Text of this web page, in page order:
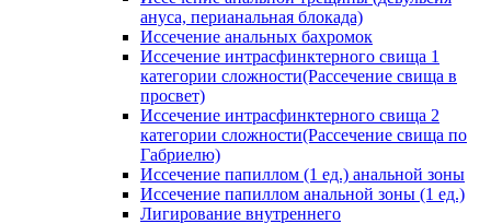
ануса, перианальная блокада)
Иссечение анальных бахромок
Иссечение интрасфинктерного свища 1
категории сложности(Рассечение свища в
просвет)
Иссечение интрасфинктерного свища 2
категории сложности(Рассечение свища по
Габриелю)
Иссечение папиллом (1 ед.) анальной зоны
Иссечение папиллом анальной зоны (1 ед.)
Лигирование внутреннего